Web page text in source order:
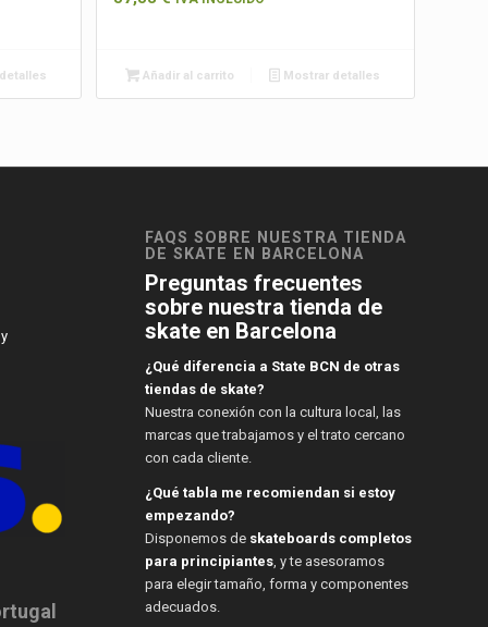
Añadir al carrito Mostrar detalles
FAQS SOBRE NUESTRA TIENDA
DE SKATE EN BARCELONA
Preguntas frecuentes
sobre nuestra tienda de
skate en Barcelona
¿Qué diferencia a State BCN de otras
tiendas de skate?
Nuestra conexión con la cultura local, las
marcas que trabajamos y el trato cercano
con cada cliente.
¿Qué tabla me recomiendan si estoy
empezando?
Disponemos de skateboards completos
para principiantes, y te asesoramos
para elegir tamaño, forma y componentes
adecuados.